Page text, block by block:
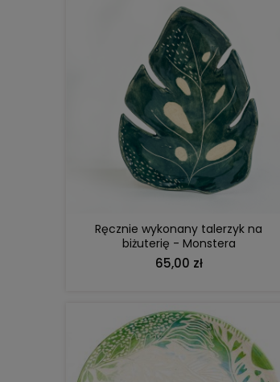
Ręcznie wykonany talerzyk na
biżuterię - Monstera
65,00 zł
DO KOSZYKA